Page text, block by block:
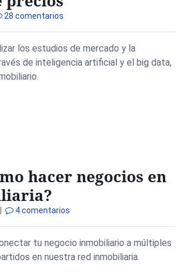
28 comentarios
los estudios de mercado y la
de inteligencia artificial y el big data,
hacer negocios en
| 4 comentarios
tu negocio inmobiliario a múltiples
en nuestra red inmobiliaria.